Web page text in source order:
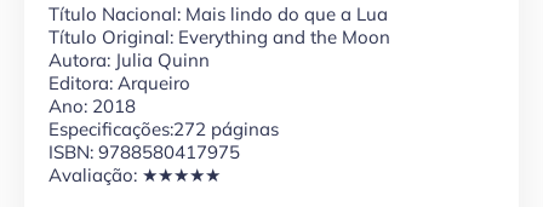
Título Nacional: Mais lindo do que a Lua
Título Original: Everything and the Moon
Autora: Julia Quinn
Editora: Arqueiro
Ano: 2018
Especificações:272 páginas
ISBN: 9788580417975
Avaliação: ★★★★★